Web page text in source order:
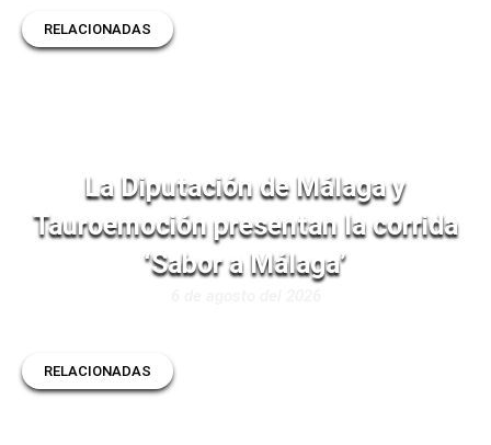
RELACIONADAS
La Diputación de Málaga y
Tauroemoción presentan la corrida
‘Sabor a Málaga’
RELACIONADAS